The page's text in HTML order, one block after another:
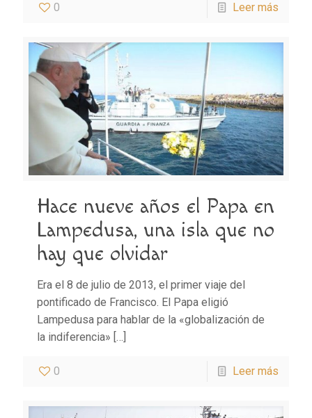
0 Leer más
Hace nueve años el Papa en
Lampedusa, una isla que no
hay que olvidar
Era el 8 de julio de 2013, el primer viaje del
pontificado de Francisco. El Papa eligió
Lampedusa para hablar de la «globalización de
la indiferencia» […]
0 Leer más